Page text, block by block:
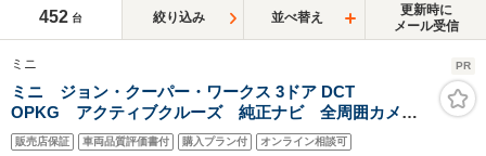
452 台 絞り込み 並べ替え
更新時に
メール受信
ミニ PR
ミニ ジョン・クーパー・ワークス 3ドア DCT
OPKG アクティブクルーズ 純正ナビ 全周囲カメ
ラ シートヒーター パワーシート LEDヘッドラン
販売店保証 車両品質評価書付 購入プラン付 オンライン相談可